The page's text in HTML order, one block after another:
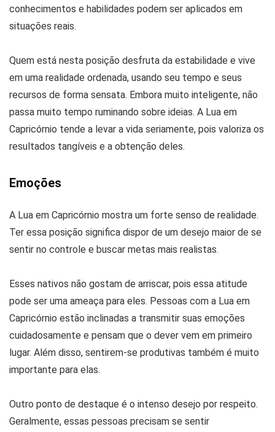
conhecimentos e habilidades podem ser aplicados em
situações reais.
Quem está nesta posição desfruta da estabilidade e vive
em uma realidade ordenada, usando seu tempo e seus
recursos de forma sensata. Embora muito inteligente, não
passa muito tempo ruminando sobre ideias. A Lua em
Capricórnio tende a levar a vida seriamente, pois valoriza os
resultados tangíveis e a obtenção deles.
Emoções
A Lua em Capricórnio mostra um forte senso de realidade.
Ter essa posição significa dispor de um desejo maior de se
sentir no controle e buscar metas mais realistas.
Esses nativos não gostam de arriscar, pois essa atitude
pode ser uma ameaça para eles. Pessoas com a Lua em
Capricórnio estão inclinadas a transmitir suas emoções
cuidadosamente e pensam que o dever vem em primeiro
lugar. Além disso, sentirem-se produtivas também é muito
importante para elas.
Outro ponto de destaque é o intenso desejo por respeito.
Geralmente, essas pessoas precisam se sentir